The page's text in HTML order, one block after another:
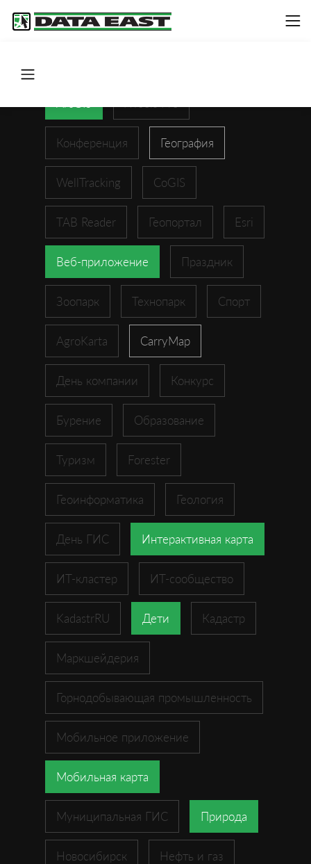
Конференция География
WellTracking CoGIS
TAB Reader Геопортал Esri
Веб-приложение Праздник
Зоопарк Технопарк Спорт
AgroKarta CarryMap
День компании Конкурс
Бурение Образование
Туризм Forester
Геоинформатика Геология
День ГИС Интерактивная карта
ИТ-кластер ИТ-сообщество
KadastrRU Дети Кадастр
Маркшейдерия
Горнодобывающая промышленность
Мобильное приложение
Мобильная карта
Муниципальная ГИС Природа
Новосибирск Нефть и газ